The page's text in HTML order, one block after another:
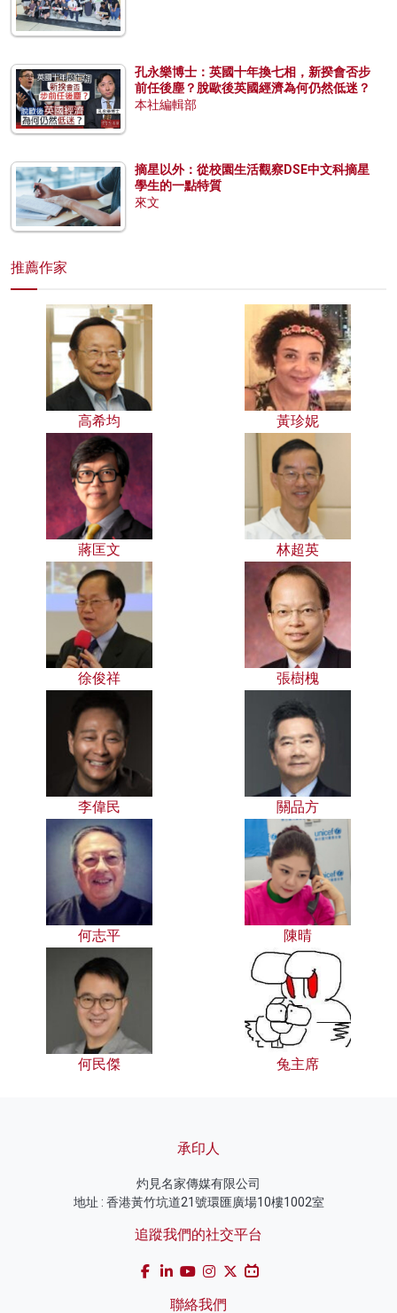
孔永樂博士：英國十年換七相，新揆會否步
前任後塵？脫歐後英國經濟為何仍然低迷？
本社編輯部
摘星以外：從校園生活觀察DSE中文科摘星
學生的一點特質
來文
推薦作家
高希均 黃珍妮
蔣匡文 林超英
徐俊祥 張樹槐
李偉民 關品方
何志平 陳晴
何民傑 兔主席
承印人
灼見名家傳媒有限公司
地址 : 香港黃竹坑道21號環匯廣場10樓1002室
追蹤我們的社交平台
聯絡我們